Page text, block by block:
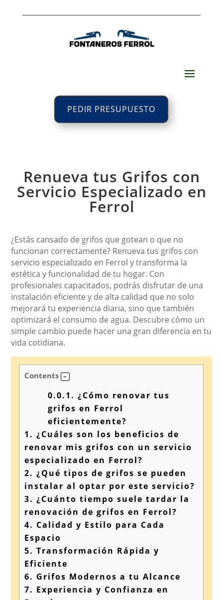
PEDIR PRESUPUESTO
Renueva tus Grifos con
Servicio Especializado en
Ferrol
¿Estás cansado de grifos que gotean o que no
funcionan correctamente? Renueva tus grifos con
servicio especializado en Ferrol y transforma la
estética y funcionalidad de tu hogar. Con
profesionales capacitados, podrás disfrutar de una
instalación eficiente y de alta calidad que no solo
mejorará tu experiencia diaria, sino que también
optimizará el consumo de agua. Descubre cómo un
simple cambio puede hacer una gran diferencia en tu
vida cotidiana.
Contents
0.0.1. ¿Cómo renovar tus
grifos en Ferrol
eficientemente?
1. ¿Cuáles son los beneficios de
renovar mis grifos con un servicio
especializado en Ferrol?
2. ¿Qué tipos de grifos se pueden
instalar al optar por este servicio?
3. ¿Cuánto tiempo suele tardar la
renovación de grifos en Ferrol?
4. Calidad y Estilo para Cada
Espacio
5. Transformación Rápida y
Eficiente
6. Grifos Modernos a tu Alcance
7. Experiencia y Confianza en